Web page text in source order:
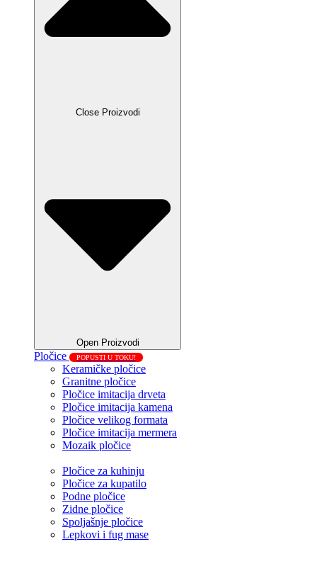
Close Proizvodi
Open Proizvodi
Pločice POPUSTI U TOKU!
Keramičke pločice
Granitne pločice
Pločice imitacija drveta
Pločice imitacija kamena
Pločice velikog formata
Pločice imitacija mermera
Mozaik pločice
Pločice za kuhinju
Pločice za kupatilo
Podne pločice
Zidne pločice
Spoljašnje pločice
Lepkovi i fug mase